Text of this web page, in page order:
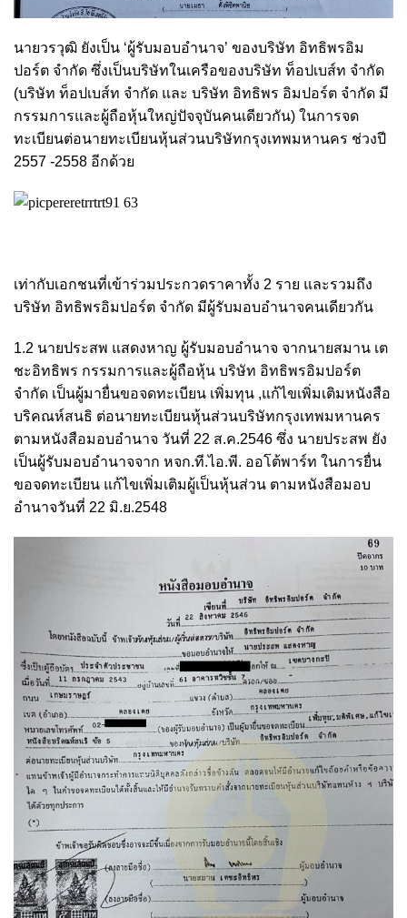
นายวรวุฒิ ยังเป็น ‘ผู้รับมอบอำนาจ’ ของบริษัท อิทธิพรอิม
ปอร์ต จำกัด ซึ่งเป็นบริษัทในเครือของบริษัท ท็อปเบส์ท จำกัด
(บริษัท ท็อปเบส์ท จำกัด และ บริษัท อิทธิพร อิมปอร์ต จำกัด มี
กรรมการและผู้ถือหุ้นใหญ่ปัจจุบันคนเดียวกัน) ในการจด
ทะเบียนต่อนายทะเบียนหุ้นส่วนบริษัทกรุงเทพมหานคร ช่วงปี
2557 -2558 อีกด้วย
เท่ากับเอกชนที่เข้าร่วมประกวดราคาทั้ง 2 ราย และรวมถึง
บริษัท อิทธิพรอิมปอร์ต จำกัด มีผู้รับมอบอำนาจคนเดียวกัน
1.2 นายประสพ แสดงหาญ ผู้รับมอบอำนาจ จากนายสมาน เต
ชะอิทธิพร กรรมการและผู้ถือหุ้น บริษัท อิทธิพรอิมปอร์ต
จำกัด เป็นผู้มายื่นขอจดทะเบียน เพิ่มทุน ,แก้ไขเพิ่มเติมหนังสือ
บริคณห์สนธิ ต่อนายทะเบียนหุ้นส่วนบริษัทกรุงเทพมหานคร
ตามหนังสือมอบอำนาจ วันที่ 22 ส.ค.2546 ซึ่ง นายประสพ ยัง
เป็นผู้รับมอบอำนาจจาก หจก.ที.ไอ.พี. ออโต้พาร์ท ในการยื่น
ขอจดทะเบียน แก้ไขเพิ่มเติมผู้เป็นหุ้นส่วน ตามหนังสือมอบ
อำนาจวันที่ 22 มิ.ย.2548